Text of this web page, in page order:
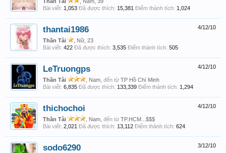
Bài viết: 1,053 Đã được thích: 15,381 Điểm thành tích: 1,024
4/12/10
thantai1986
Thần Tài
, Nữ, 23
Bài viết: 422 Đã được thích: 3,535 Điểm thành tích: 505
4/12/10
LeTruongps
Thần Tài , Nam, đến từ TP Hồ Chí Minh
Bài viết: 6,835 Đã được thích: 133,339 Điểm thành tích: 1,294
4/12/10
thichochoi
Thần Tài , Nam, đến từ TP.HCM...$$$
Bài viết: 2,021 Đã được thích: 13,112 Điểm thành tích: 624
3/12/10
sodo6290